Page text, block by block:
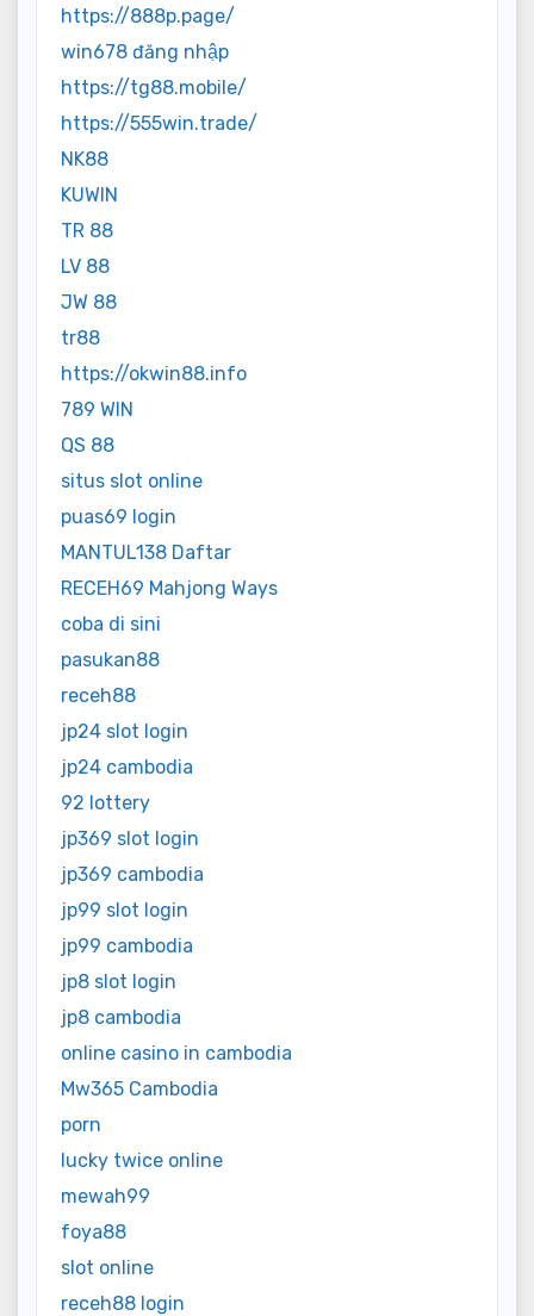
https://888p.page/
win678 đăng nhập
https://tg88.mobile/
https://555win.trade/
NK88
KUWIN
TR 88
LV 88
JW 88
tr88
https://okwin88.info
789 WIN
QS 88
situs slot online
puas69 login
MANTUL138 Daftar
RECEH69 Mahjong Ways
coba di sini
pasukan88
receh88
jp24 slot login
jp24 cambodia
92 lottery
jp369 slot login
jp369 cambodia
jp99 slot login
jp99 cambodia
jp8 slot login
jp8 cambodia
online casino in cambodia
Mw365 Cambodia
porn
lucky twice online
mewah99
foya88
slot online
receh88 login